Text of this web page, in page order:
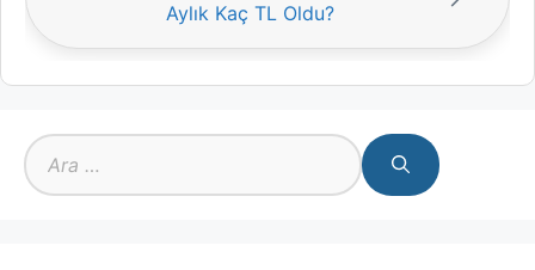
Aylık Kaç TL Oldu?
için
ara